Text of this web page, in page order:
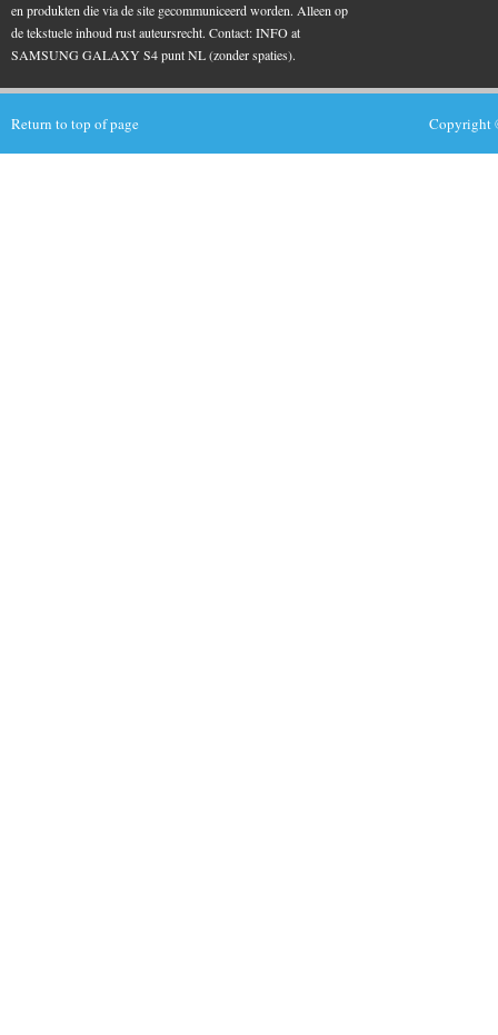
en produkten die via de site gecommuniceerd worden. Alleen op
de tekstuele inhoud rust auteursrecht. Contact: INFO at
SAMSUNG GALAXY S4 punt NL (zonder spaties).
Return to top of page Copyright